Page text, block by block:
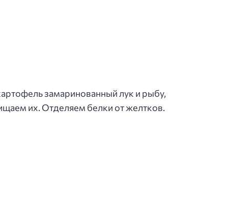
замаринованный лук и рыбу,
их. Отделяем белки от желтков.